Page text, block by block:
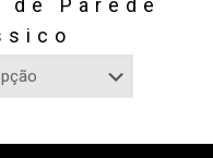
de Parede